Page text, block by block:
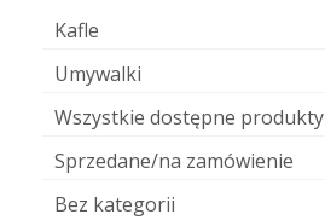
Kafle
Umywalki
Wszystkie dostępne produkty
Sprzedane/na zamówienie
Bez kategorii